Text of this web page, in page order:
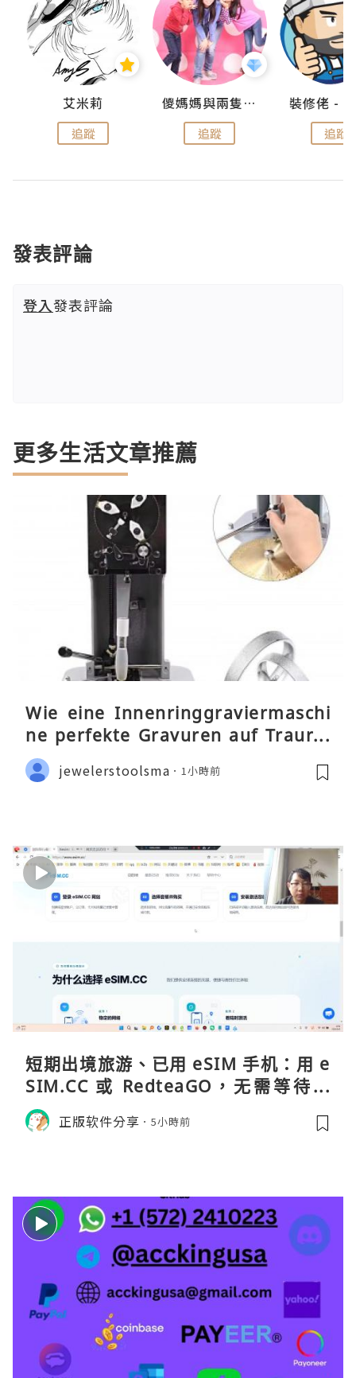
艾米莉
追蹤
儍媽媽與兩隻小魔怪之家
追蹤 追蹤
發表評論
登入發表評論
更多生活文章推薦
Wie eine Innenringgraviermaschi
ne perfekte Gravuren auf Traurin
gen ermöglicht
jewelerstoolsma 1小時前
短期出境旅游、已用 eSIM 手机：用 e
SIM.CC 或 RedteaGO，无需等待收
货。需要“当地号码 + 通话短信”（如
打车、外卖、客户联络）：优先 Redt
正版软件分享 5小時前